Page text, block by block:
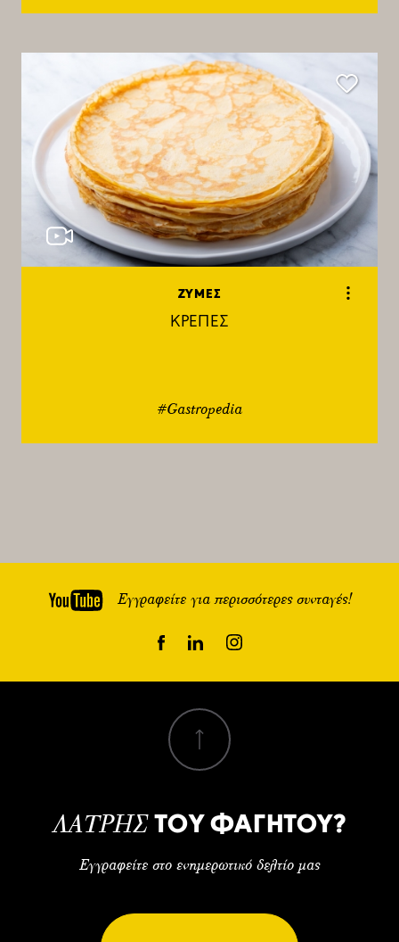
ΖΥΜΕΣ
ΚΡΕΠΕΣ
#Gastropedia
Εγγραφείτε για περισσότερες συνταγές!
ΛΑΤΡΗΣΤΟΥ ΦΑΓΗΤΟΥ?
Εγγραφείτε στο ενημερωτικό δελτίο μας